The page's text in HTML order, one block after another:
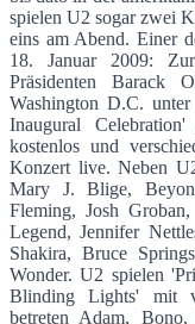
spielen U2 sogar zwei
eins am Abend. Einer
18. Januar 2009:
Präsidenten Barack
Washington D.C.
Inaugural
kostenlos und
Konzert live. Neben
Mary J. Blige,
Fleming, Josh
Legend, Jennifer
Shakira, Bruce
Wonder. U2 spielen
Blinding Lights' mit
betreten Adam,